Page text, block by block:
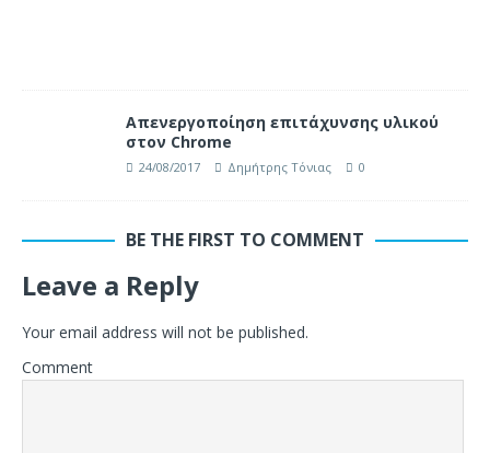
Απενεργοποίηση επιτάχυνσης υλικού
στον Chrome
24/08/2017 Δημήτρης Τόνιας 0
BE THE FIRST TO COMMENT
Leave a Reply
Your email address will not be published.
Comment